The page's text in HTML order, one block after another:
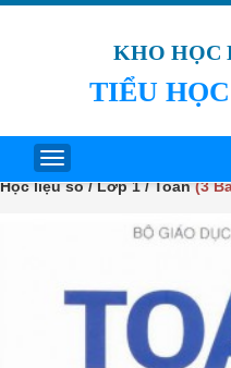
KHO HỌC
TIỂU
Học liệu số / Lớp 1 / Toán(3